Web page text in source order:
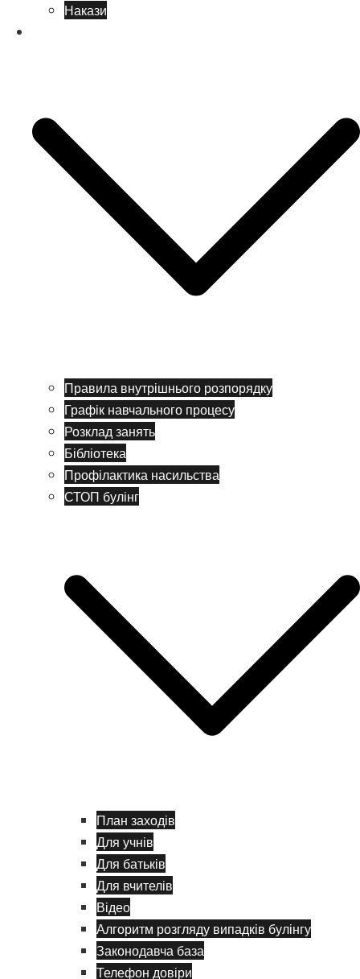
Накази
Правила внутрішнього розпорядку
Графік навчального процесу
Розклад занять
Бібліотека
Профілактика насильства
СТОП булінг
План заходів
Для учнів
Для батьків
Для вчителів
Відео
Алгоритм розгляду випадків булінгу
Законодавча база
Телефон довіри